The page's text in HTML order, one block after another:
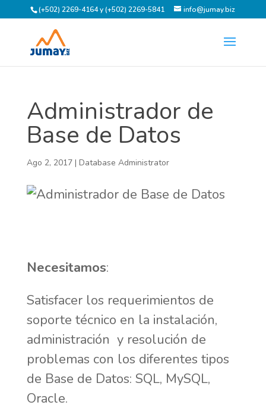
(+502) 2269-4164 y (+502) 2269-5841 info@jumay.biz
Administrador de
Base de Datos
Ago 2, 2017| Database Administrator
Necesitamos:
Satisfacer los requerimientos de
soporte técnico en la instalación,
administración y resolución de
problemas con los diferentes tipos
de Base de Datos: SQL, MySQL,
Oracle.